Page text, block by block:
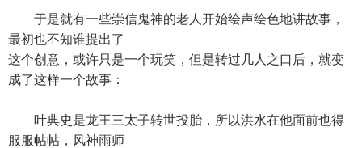
于是就有一些崇信鬼神的老人开始绘声绘色地讲故事，
最初也不知谁提出了
这个创意，或许只是一个玩笑，但是转过几人之口后，就变
成了这样一个故事：
叶典史是龙王三太子转世投胎，所以洪水在他面前也得
服服帖帖，风神雨师